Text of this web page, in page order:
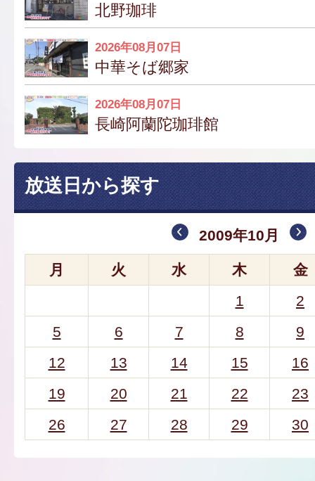
北野珈琲
2026年08月07日
中華そば郷家
2026年08月07日
長崎阿蘭陀珈琲館
放送日から探す
2009年10月
月 火 水 木
金
1
2
5
6 7 8
9
12
13 14 15
16
19
20 21 22
23
26
27 28 29 30